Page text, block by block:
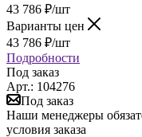
43 786 ₽/шт
Варианты цен
43 786 ₽/шт
Подробности
Под заказ
Арт.: 104276
Под заказ
Наши менеджеры
условия заказа